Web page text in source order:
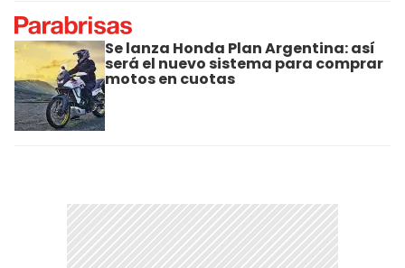
Se lanza Honda Plan Argentina: así
será el nuevo sistema para comprar
motos en cuotas